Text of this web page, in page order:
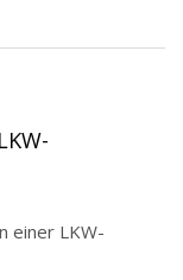
einer LKW-